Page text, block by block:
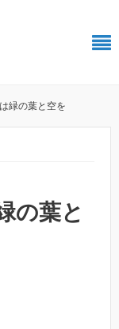
緑の葉と空を
の葉と